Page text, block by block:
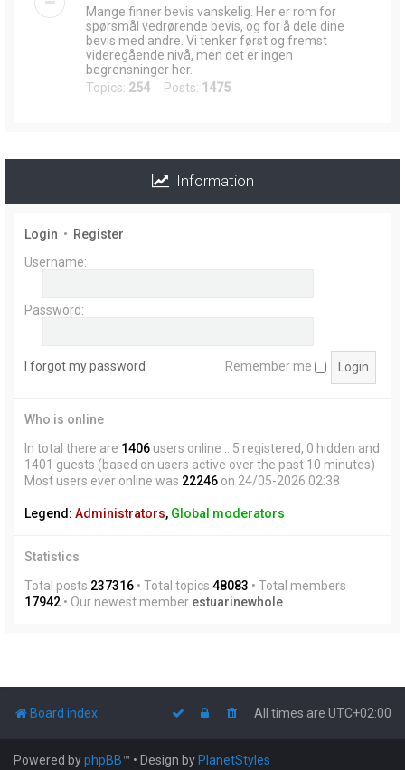
Mange finner bevis vanskelig. Her er rom for
spørsmål vedrørende bevis, og for å dele dine
bevis med andre. Vi tenker først og fremst
videregående nivå, men det er ingen
begrensninger her.
Topics: 254 Posts: 1475
Information
Login • Register
Username:
Password:
I forgot my password Remember me
Who is online
In total there are 1406 users online :: 5 registered, 0 hidden and
1401 guests (based on users active over the past 10 minutes)
Most users ever online was 22246 on 24/05-2026 02:38
Legend: Administrators, Global moderators
Statistics
Total posts 237316 • Total topics 48083 • Total members
17942 • Our newest member estuarinewhole
Board index All times are UTC+02:00
Powered byphpBB™ • Design by PlanetStyles